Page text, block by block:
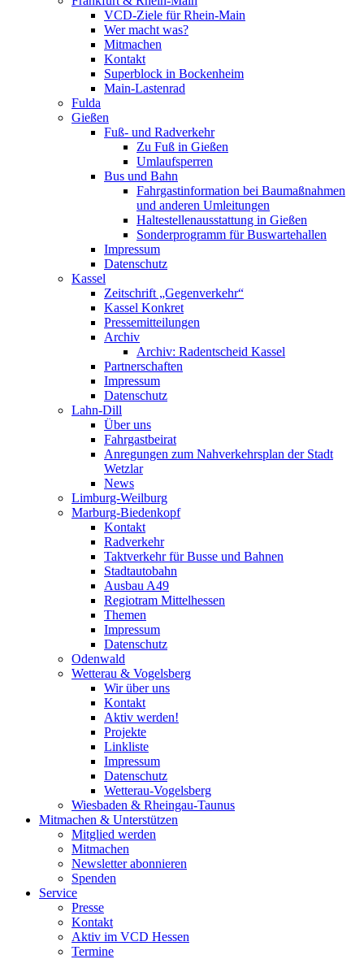
VCD-Ziele für Rhein-Main
Wer macht was?
Mitmachen
Kontakt
Superblock in Bockenheim
Main-Lastenrad
Fulda
Gießen
Fuß- und Radverkehr
Zu Fuß in Gießen
Umlaufsperren
Bus und Bahn
Fahrgastinformation bei Baumaßnahmen
und anderen Umleitungen
Haltestellenausstattung in Gießen
Sonderprogramm für Buswartehallen
Impressum
Datenschutz
Kassel
Zeitschrift „Gegenverkehr“
Kassel Konkret
Pressemitteilungen
Archiv
Archiv: Radentscheid Kassel
Partnerschaften
Impressum
Datenschutz
Lahn-Dill
Über uns
Fahrgastbeirat
Anregungen zum Nahverkehrsplan der Stadt
Wetzlar
News
Limburg-Weilburg
Marburg-Biedenkopf
Kontakt
Radverkehr
Taktverkehr für Busse und Bahnen
Stadtautobahn
Ausbau A49
Regiotram Mittelhessen
Themen
Impressum
Datenschutz
Odenwald
Wetterau & Vogelsberg
Wir über uns
Kontakt
Aktiv werden!
Projekte
Linkliste
Impressum
Datenschutz
Wetterau-Vogelsberg
Wiesbaden & Rheingau-Taunus
Mitmachen & Unterstützen
Mitglied werden
Mitmachen
Newsletter abonnieren
Spenden
Service
Presse
Kontakt
Aktiv im VCD Hessen
Termine